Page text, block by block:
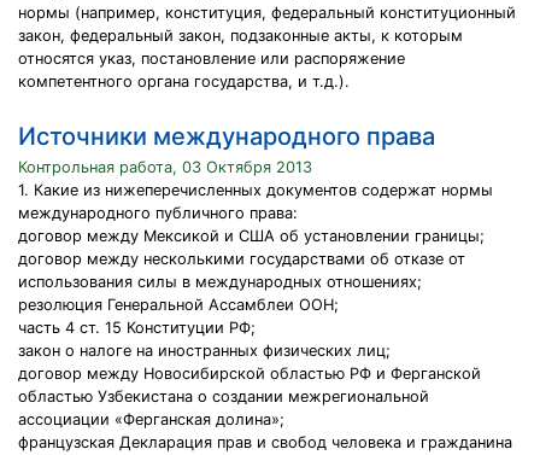
нормы (например, конституция, федеральный конституционный
закон, федеральный закон, подзаконные акты, к которым
относятся указ, постановление или распоряжение
компетентного органа государства, и т.д.).
Источники международного права
Контрольная работа, 03 Октября 2013
1. Какие из нижеперечисленных документов содержат нормы
международного публичного права:
договор между Мексикой и США об установлении границы;
договор между несколькими государствами об отказе от
использования силы в международных отношениях;
резолюция Генеральной Ассамблеи ООН;
часть 4 ст. 15 Конституции РФ;
закон о налоге на иностранных физических лиц;
договор между Новосибирской областью РФ и Ферганской
областью Узбекистана о создании межрегиональной
ассоциации «Ферганская долина»;
французская Декларация прав и свобод человека и гражданина